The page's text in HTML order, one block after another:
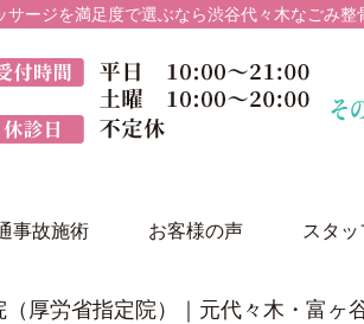
ージを満足度で選ぶなら渋谷代々木なごみ
事故施術 お客様の声 スタ
厚労省指定院）｜元代々木・富ヶ